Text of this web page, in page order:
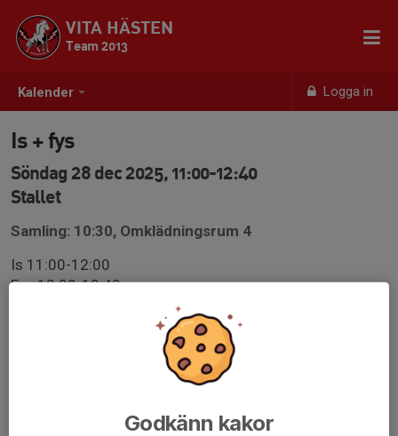
Kalender Logga in
VITA HÄSTEN
Team 2013
Is + fys
Söndag 28 dec 2025, 11:00-12:40
Stallet
Samling: 10:30, Omklädningsrum 4
Is 11:00-12:00
Fys 12:00-12:40
Godkänn kakor